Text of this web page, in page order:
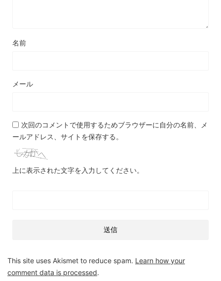
名前
メール
次回のコメントで使用するためブラウザーに自分の名前、メ
ールアドレス、サイトを保存する。
上に表示された文字を入力してください。
This site uses Akismet to reduce spam. Learn how your
comment data is processed.